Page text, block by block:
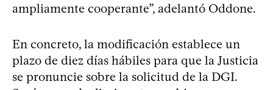
ampliamente cooperante”, adelantó Oddone.
En concreto, la modificación establece un
plazo de diez días hábiles para que la Justicia
se pronuncie sobre la solicitud de la DGI.